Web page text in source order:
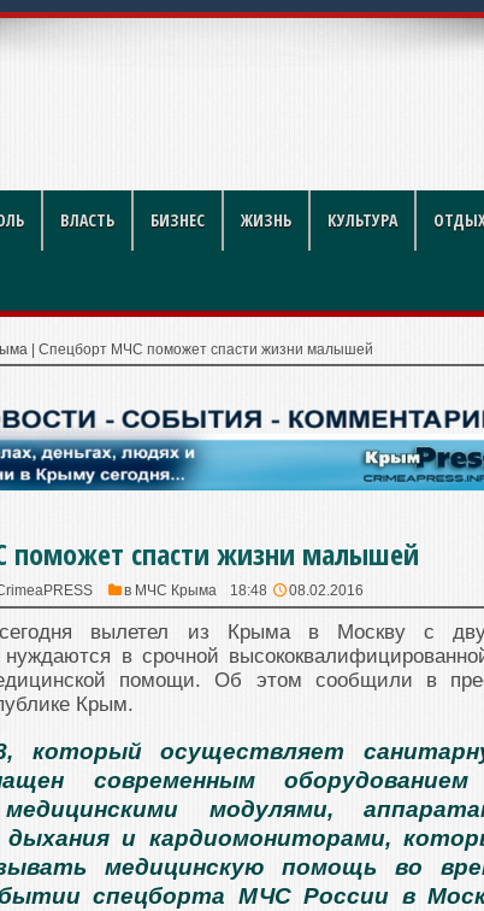
литр
ВЛАСТЬ БИЗНЕС ЖИЗНЬ КУЛЬТУРА
Спецборт МЧС поможет спасти жизни малышей
поможет спасти жизни малышей
в МЧС Крыма 18:48 08.02.2016
вылетел из Крыма в Москву с
в срочной
помощи. Об этом сообщили в
Крым.
который осуществляет
современным
модулями,
дыхания и кардиомониторами,
медицинскую помощь во
спецборта МЧС России в